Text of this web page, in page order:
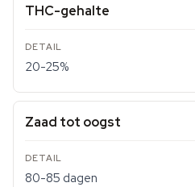
THC-gehalte
20-25%
Zaad tot oogst
80-85 dagen